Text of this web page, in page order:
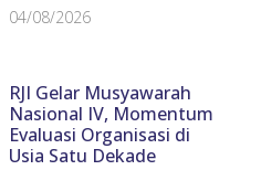
04/08/2026
RJI Gelar Musyawarah
Nasional IV, Momentum
Evaluasi Organisasi di
Usia Satu Dekade